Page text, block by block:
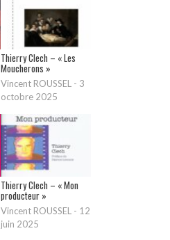
Thierry Clech – « Les
Moucherons »
Vincent ROUSSEL - 3
octobre 2025
Thierry Clech – « Mon
producteur »
Vincent ROUSSEL - 12
juin 2025